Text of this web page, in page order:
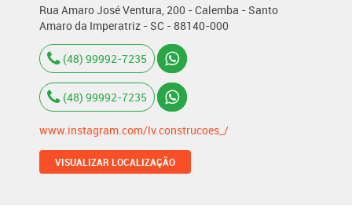
Rua Amaro José Ventura, 200 - Calemba - Santo
Amaro da Imperatriz - SC - 88140-000
(48) 99992-7235
(48) 99992-7235
www.instagram.com/lv.construcoes_/
VISUALIZAR LOCALIZAÇÃO